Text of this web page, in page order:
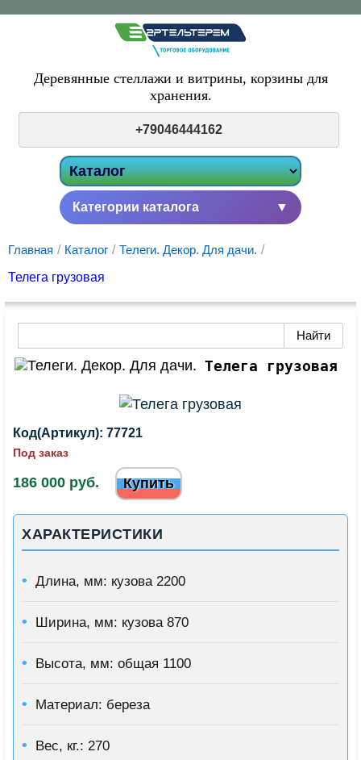
Деревянные стеллажи и витрины, корзины для
хранения.
+79046444162
Категории каталога ▼
Главная / Каталог / Телеги. Декор. Для дачи. /
Телега грузовая
Телега грузовая
Код(Артикул): 77721
Под заказ
186 000 руб. Купить
ХАРАКТЕРИСТИКИ
Длина, мм: кузова 2200
Ширина, мм: кузова 870
Высота, мм: общая 1100
Материал: береза
Вес, кг.: 270